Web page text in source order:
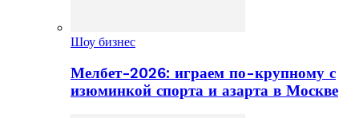
Шоу бизнес
Мелбет-2026: играем по-крупному с
изюминкой спорта и азарта в Москве